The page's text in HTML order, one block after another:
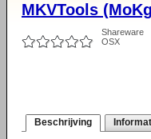
MKVTools
Shareware
OSX
Beschrijving